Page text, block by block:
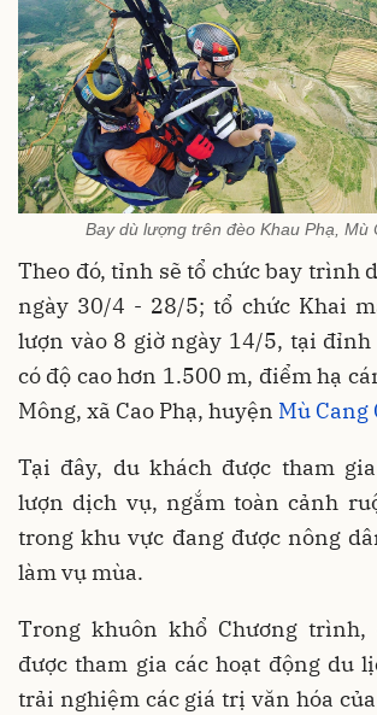
Bay dù lượng trên đèo Khau Phạ, Mù
Theo đó, tỉnh sẽ tổ chức bay trình
ngày 30/4 - 28/5; tổ chức Khai
lượn vào 8 giờ ngày 14/5, tại đỉnh
có độ cao hơn 1.500 m, điểm hạ
Mông, xã Cao Phạ, huyện Mù Cang
Tại đây, du khách được tham
lượn dịch vụ, ngắm toàn cảnh
trong khu vực đang được nông
làm vụ mùa.
Trong khuôn khổ Chương trình,
được tham gia các hoạt động du
trải nghiệm các giá trị văn hóa